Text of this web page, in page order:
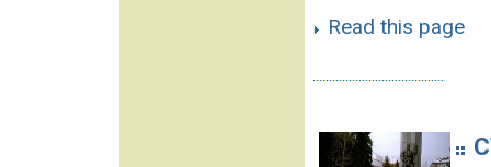
Read this page